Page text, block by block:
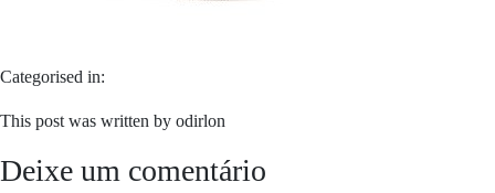
Categorised in:
This post was written by odirlon
Deixe um comentário